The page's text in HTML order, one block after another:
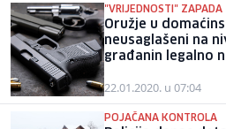
"VRIJEDNOSTI" ZAPADA
Oružje u
neusaglašeni na
građanin legalno
22.01.2020. u 07:04
POJAČANA KONTROLA